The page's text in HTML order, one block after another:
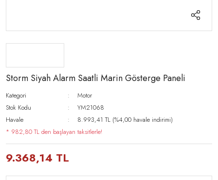
Storm Siyah Alarm Saatli Marin Gösterge Paneli
Kategori
Motor
Stok Kodu
YM21068
Havale
8.993,41 TL (%4,00 havale indirimi)
* 982,80 TL den başlayan taksitlerle!
9.368,14 TL